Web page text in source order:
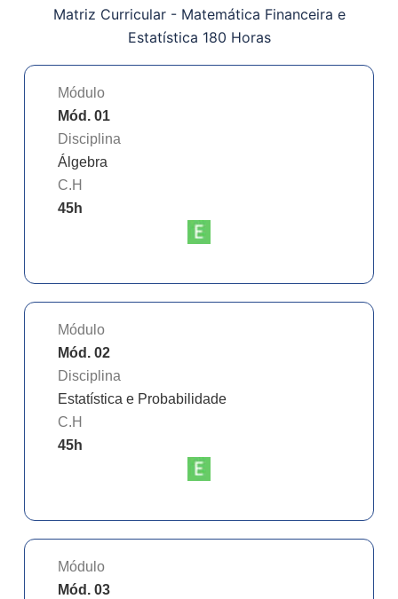
Matriz Curricular - Matemática Financeira e
Estatística 180 Horas
Módulo
Mód. 01
Disciplina
Álgebra
C.H
45h
Módulo
Mód. 02
Disciplina
Estatística e Probabilidade
C.H
45h
Módulo
Mód. 03